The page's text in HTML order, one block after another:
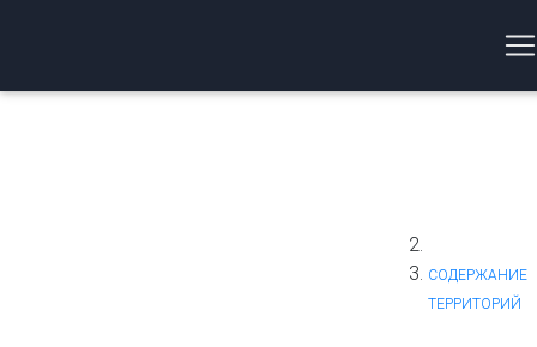
СОДЕРЖАНИЕ
ТЕРРИТОРИЙ